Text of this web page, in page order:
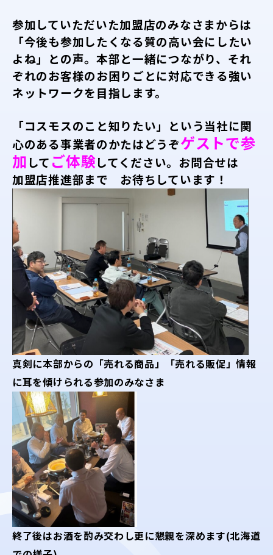
参加していただいた加盟店のみなさまからは
「今後も参加したくなる質の高い会にしたい
よね」との声。本部と一緒につながり、それ
ぞれのお客様のお困りごとに対応できる強い
ネットワークを目指します。
「コスモスのこと知りたい」という当社に関
心のある事業者のかたはどうぞゲストで参
加 して ご体験してください。お問合せは
加盟店推進部まで お待ちしています！
真剣に本部からの 「売れる商品」「売れる販促」情報
に耳を傾けられる参加のみなさま
終了後はお酒を酌み交わし更に懇親を深めます(北海道